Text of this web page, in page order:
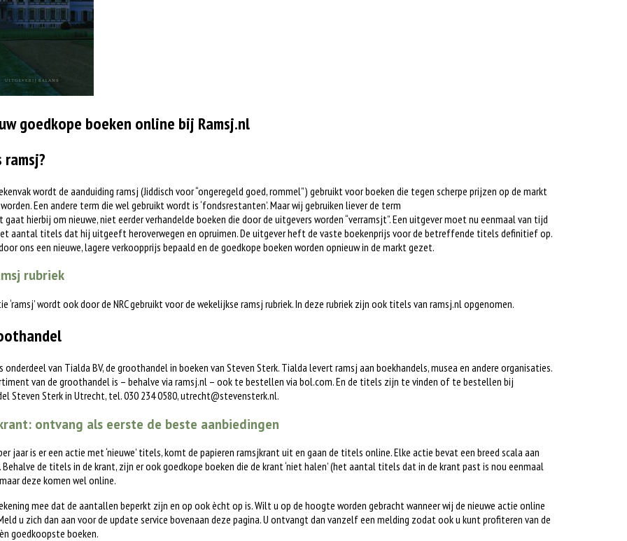
goedkope boeken online bij Ramsj.nl
wordt de aanduiding ramsj (Jiddisch voor “ongeregeld goed, rommel”) gebruikt voor boeken die tegen scherpe prijzen op de markt
Een andere term die wel gebruikt wordt is ‘fondsrestanten’. Maar wij gebruiken liever de term
gaat hierbij om nieuwe, niet eerder verhandelde boeken die door de uitgevers worden “verramsjt”. Een uitgever moet nu eenmaal van tijd
aantal titels dat hij uitgeeft heroverwegen en opruimen. De uitgever heft de vaste boekenprijs voor de betreffende titels definitief op.
ons een nieuwe, lagere verkoopprijs bepaald en de goedkope boeken worden opnieuw in de markt gezet.
rubriek
‘ramsj’ wordt ook door de NRC gebruikt voor de wekelijkse ramsj rubriek. In deze rubriek zijn ook titels van ramsj.nl opgenomen.
onderdeel van Tialda BV, de groothandel in boeken van Steven Sterk. Tialda levert ramsj aan boekhandels, musea en andere organisaties.
van de groothandel is – behalve via ramsj.nl – ook te bestellen via bol.com. En de titels zijn te vinden of te bestellen bij
Steven Sterk in Utrecht, tel. 030 234 0580,utrecht@stevensterk.nl.
ontvang als eerste de beste aanbiedingen
jaar is er een actie met ‘nieuwe’ titels, komt de papieren ramsjkrant uit en gaan de titels online. Elke actie bevat een breed scala aan
Behalve de titels in de krant, zijn er ook goedkope boeken die de krant ‘niet halen’ (het aantal titels dat in de krant past is nou eenmaal
deze komen wel online.
mee dat de aantallen beperkt zijn en op ook ècht op is. Wilt u op de hoogte worden gebracht wanneer wij de nieuwe actie online
u zich dan aan voor de update service bovenaan deze pagina. U ontvangt dan vanzelf een melding zodat ook u kunt profiteren van de
goedkoopste boeken.